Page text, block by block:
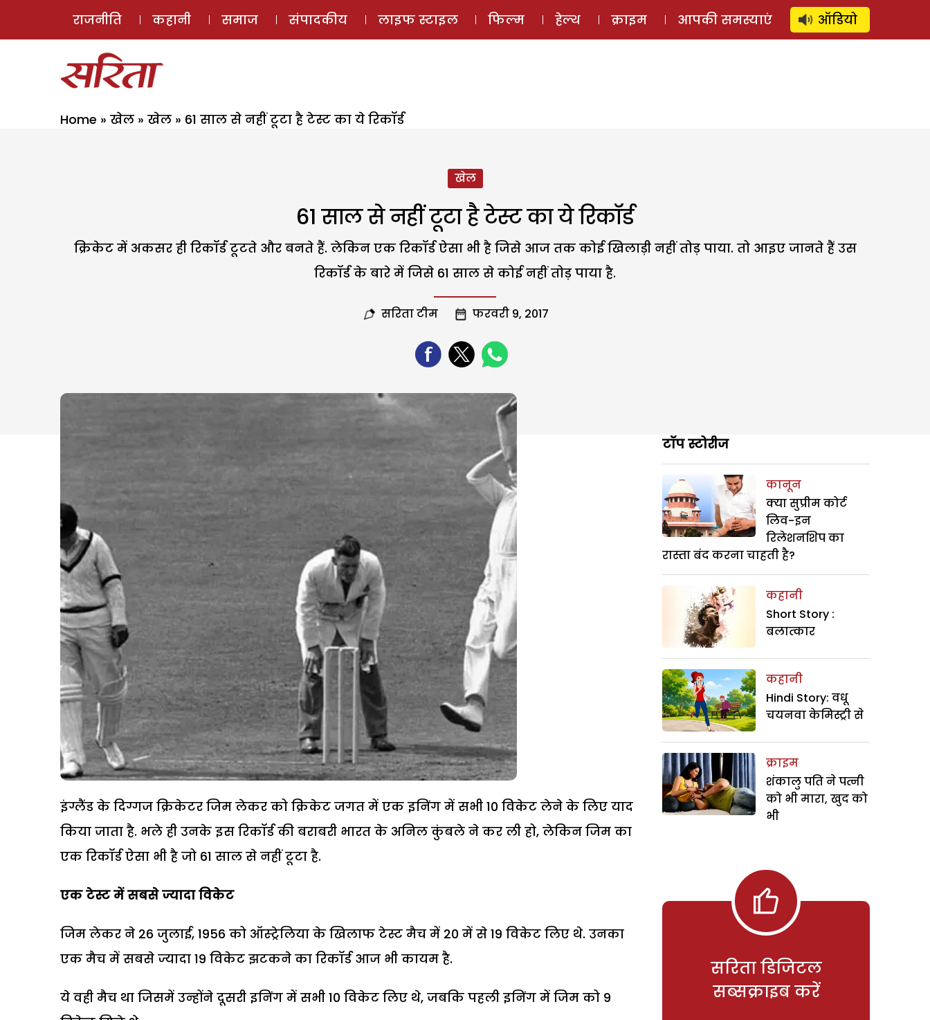
ई-मैगज़ीन ऑडियो स्टोरी लॉग इन ⚲ SUBSCRIBE
राजनीति कहानी समाज संपादकीय लाइफ स्टाइल फिल्म हेल्थ क्राइम आपकी समस्याएं ऑडियो
Home » खेल » खेल » 61 साल से नहीं टूटा है टेस्ट का ये रिकॉर्ड
खेल
61 साल से नहीं टूटा है टेस्ट का ये रिकॉर्ड
क्रिकेट में अकसर ही रिकॉर्ड टूटते और बनते हैं. लेकिन एक रिकॉर्ड ऐसा भी है जिसे आज तक कोई खिलाड़ी नहीं तोड़ पाया. तो आइए जानते हैं उस
रिकॉर्ड के बारे में जिसे 61 साल से कोई नहीं तोड़ पाया है.
सरिता टीम फरवरी 9, 2017
इंग्लैंड के दिग्गज क्रिकेटर जिम लेकर को क्रिकेट जगत में एक इनिंग में सभी 10 विकेट लेने के लिए याद
किया जाता है. भले ही उनके इस रिकॉर्ड की बराबरी भारत के अनिल कुंबले ने कर ली हो, लेकिन जिम का
एक रिकॉर्ड ऐसा भी है जो 61 साल से नहीं टूटा है.
एक टेस्ट में सबसे ज्यादा विकेट
जिम लेकर ने 26 जुलाई, 1956 को ऑस्ट्रेलिया के खिलाफ टेस्ट मैच में 20 में से 19 विकेट लिए थे. उनका
एक मैच में सबसे ज्यादा 19 विकेट झटकने का रिकॉर्ड आज भी कायम है.
ये वही मैच था जिसमें उन्होंने दूसरी इनिंग में सभी 10 विकेट लिए थे, जबकि पहली इनिंग में जिम को 9
टॉप स्टोरीज
कानून
क्या सुप्रीम कोर्ट
लिव-इन
रिलेशनशिप का
रास्ता बंद करना चाहती है?
कहानी
Short Story :
बलात्कार
कहानी
Hindi Story: वधू
चयनवा केमिस्ट्री से
क्राइम
शंकालु पति ने पत्नी
को भी मारा, खुद को
भी
सरिता डिजिटल
सब्सक्राइब करें